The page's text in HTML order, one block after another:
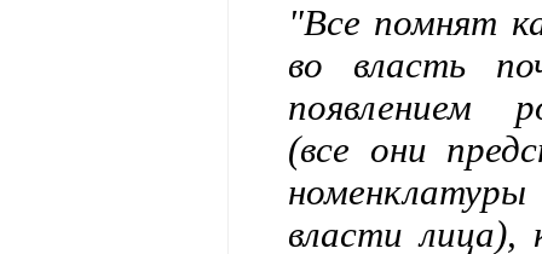
"Все помнят
во власть
появлением
(все они
власти лица),